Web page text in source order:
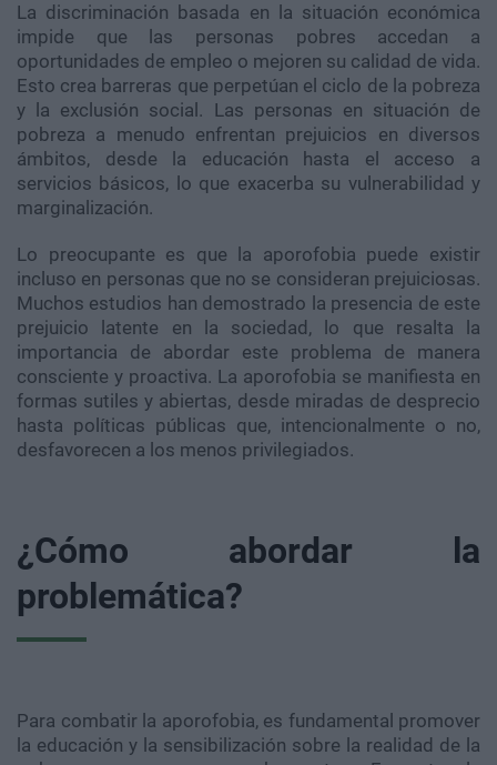
La discriminación basada en la situación económica
impide que las personas pobres accedan a
oportunidades de empleo o mejoren su calidad de vida.
Esto crea barreras que perpetúan el ciclo de la pobreza
y la exclusión social. Las personas en situación de
pobreza a menudo enfrentan prejuicios en diversos
ámbitos, desde la educación hasta el acceso a
servicios básicos, lo que exacerba su vulnerabilidad y
marginalización.
Lo preocupante es que la aporofobia puede existir
incluso en personas que no se consideran prejuiciosas.
Muchos estudios han demostrado la presencia de este
prejuicio latente en la sociedad, lo que resalta la
importancia de abordar este problema de manera
consciente y proactiva. La aporofobia se manifiesta en
formas sutiles y abiertas, desde miradas de desprecio
hasta políticas públicas que, intencionalmente o no,
desfavorecen a los menos privilegiados.
¿Cómo abordar la
problemática?
Para combatir la aporofobia, es fundamental promover
la educación y la sensibilización sobre la realidad de la